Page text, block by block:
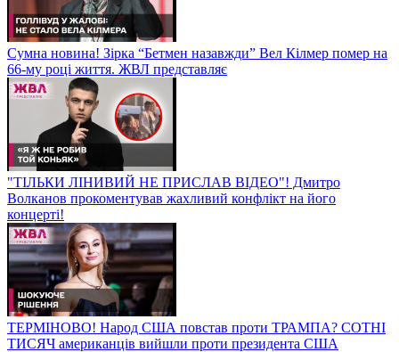
Сумна новина! Зірка “Бетмен назавжди” Вел Кілмер помер на
66-му році життя. ЖВЛ представляє
"ТІЛЬКИ ЛІНИВИЙ НЕ ПРИСЛАВ ВІДЕО"! Дмитро
Волканов прокоментував жахливий конфлікт на його
концерті!
ТЕРМІНОВО! Народ США повстав проти ТРАМПА? СОТНІ
ТИСЯЧ американців вийшли проти президента США